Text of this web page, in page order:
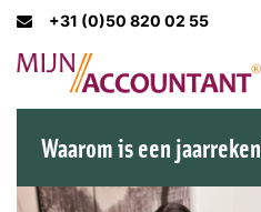
+31 (0)50 820 02 55
Waarom is een